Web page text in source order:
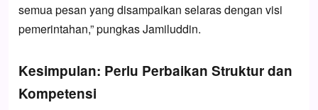
semua pesan yang disampaikan selaras dengan visi
pemerintahan,” pungkas Jamiluddin.
Kesimpulan: Perlu Perbaikan Struktur dan
Kompetensi